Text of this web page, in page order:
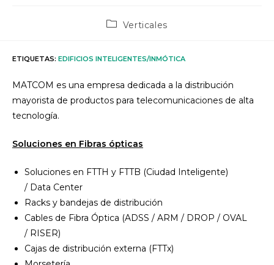
Categoría
entrada:
Verticales
ETIQUETAS: EDIFICIOS INTELIGENTES/INMÓTICA
MATCOM es una empresa dedicada a la distribución
mayorista de productos para telecomunicaciones de alta
tecnología.
Soluciones en Fibras ópticas
Soluciones en FTTH y FTTB (Ciudad Inteligente)
/ Data Center
Racks y bandejas de distribución
Cables de Fibra Óptica (ADSS / ARM / DROP / OVAL
/ RISER)
Cajas de distribución externa (FTTx)